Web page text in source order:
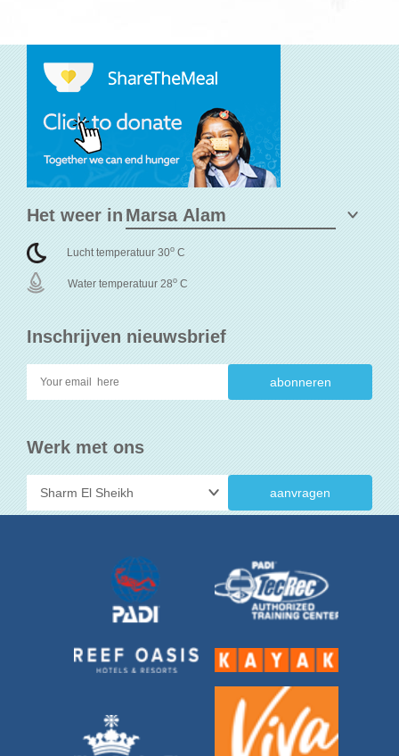
Inschrijven nieuwsbrief
Werk met ons
aanvragen
Het weer in
Lucht temperatuur 30o C
Water temperatuur 28o C